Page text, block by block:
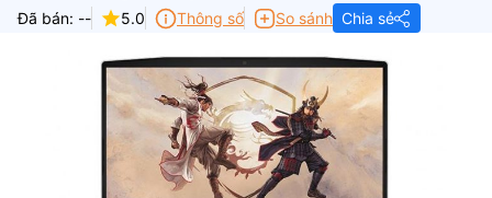
Đã bán: -- 5.0 Thông số So sánh Chia sẻ